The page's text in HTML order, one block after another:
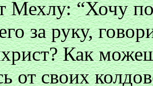
Мехлу: “Хочу
за руку,
Как
от своих